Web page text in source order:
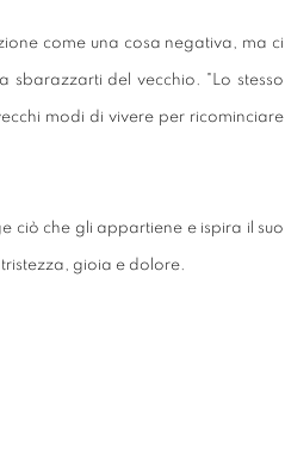
come una cosa negativa, ma ci
sbarazzarti del vecchio. "Lo stesso
modi di vivere per ricominciare
ciò che gli appartiene e ispira il suo
gioia e dolore.